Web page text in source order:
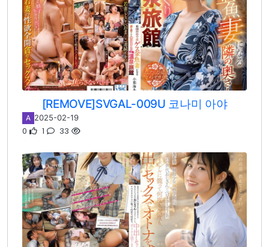
[REMOVE]SVGAL-009U 코나미 아야
A 2025-02-19
0 1 33